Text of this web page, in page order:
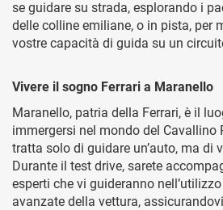
se guidare su strada, esplorando i
delle colline emiliane, o in pista, per
vostre capacità di guida su un
Vivere il sogno Ferrari a Maranello
Maranello, patria della Ferrari, è il
immergersi nel mondo del Cavallino
tratta solo di guidare un’auto, ma di
Durante il test drive, sarete
esperti che vi guideranno
avanzate della vettura,